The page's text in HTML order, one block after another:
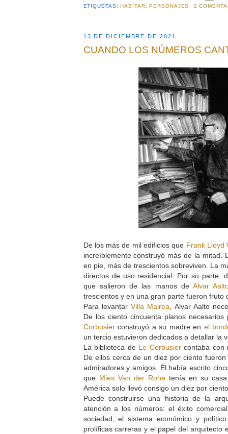
ETIQUETAS:HABITAR ,PERSONAJES 2
13 DE DICIEMBRE DE 2021
CUANDO LOS NÚMEROS
De los más de mil edificios que Frank Lloyd
increíblemente construyó más de la mitad.
en pie, más de trescientos sobreviven. La
directos de uso residencial. Por su parte,
que salieron de las manos deAlvar
trescientos y en una gran parte fueron
Para levantarVilla Mairea, Alvar Aalto
De los ciento cincuenta planos
Corbusierconstruyó a su madre en el
un tercio estuvieron dedicados a detallar la
La biblioteca de Le Corbusiercontaba con
De ellos cerca de un diez por ciento
admiradores y amigos. Él había escrito
que Mies Van der Rohetenía en su
América solo llevó consigo un diez por
Puede construirse una historia de la
atención a los números: el éxito
sociedad, el sistema económico y
prolíficas carreras y el papel del arquitecto